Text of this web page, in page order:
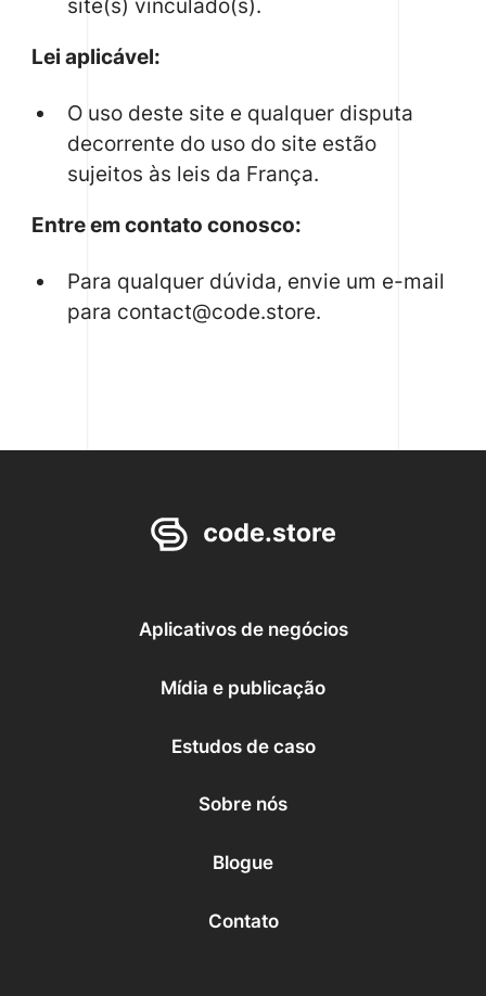
Lei aplicável:
O uso deste site e qualquer disputa
decorrente do uso do site estão
sujeitos às leis da França.
Entre em contato conosco:
Para qualquer dúvida, envie um e-mail
para contact@code.store.
Aplicativos de negócios
Mídia e publicação
Estudos de caso
Sobre nós
Blogue
Contato